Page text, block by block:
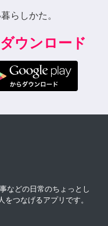
らしかた。
ウンロード
などの日常のちょっとし
つなげるアプリです。